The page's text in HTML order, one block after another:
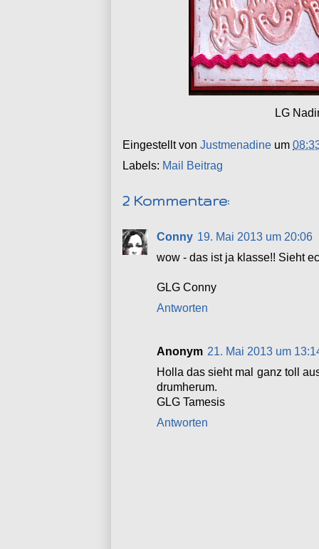
LG
Eingestellt von Justmenadine um
Labels: Mail Beitrag
2 Kommentare:
Conny 19. Mai 2013 um 20:06
wow - das ist ja klasse!! Sieht
GLG Conny
Antworten
Anonym 21. Mai 2013 um
Holla das sieht mal ganz toll
drumherum.
GLG Tamesis
Antworten